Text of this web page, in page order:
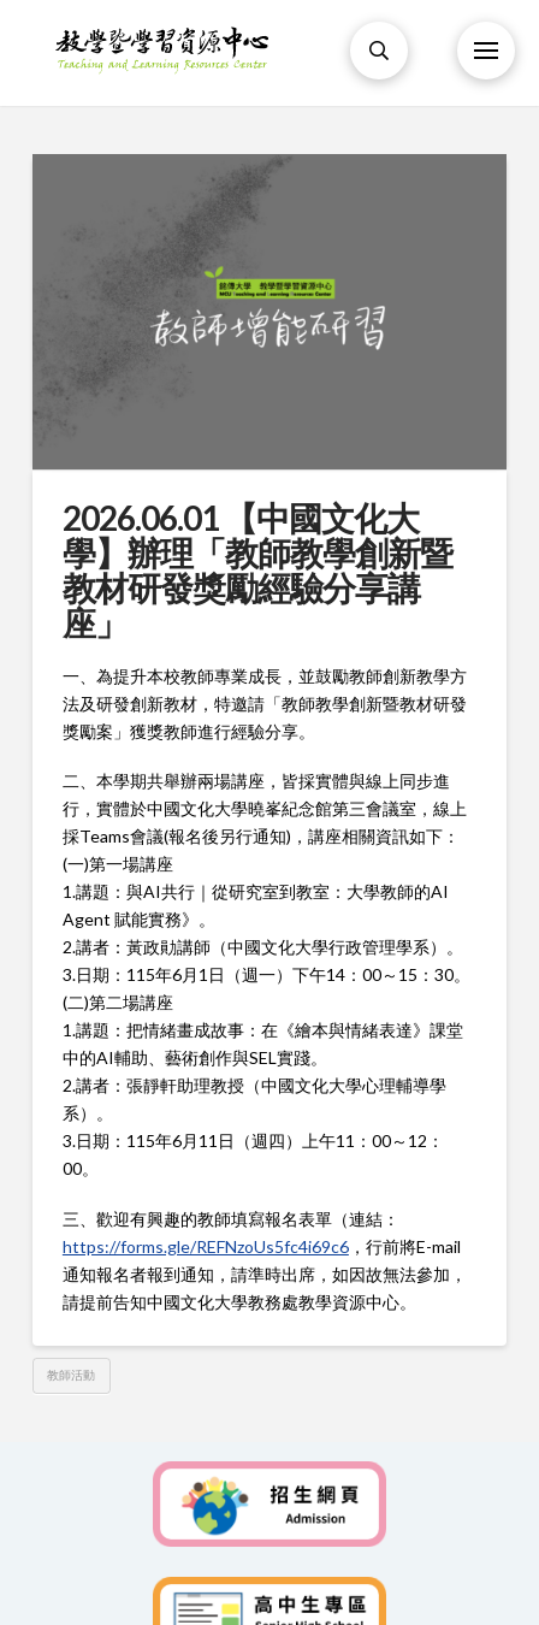
2026.06.01 【中國文化大
學】辦理「教師教學創新暨
教材研發獎勵經驗分享講
座」
一、為提升本校教師專業成長，並鼓勵教師創新教學方
法及研發創新教材，特邀請「教師教學創新暨教材研發
獎勵案」獲獎教師進行經驗分享。
二、本學期共舉辦兩場講座，皆採實體與線上同步進
行，實體於中國文化大學曉峯紀念館第三會議室，線上
採Teams會議(報名後另行通知)，講座相關資訊如下：
(一)第一場講座
1.講題：與AI共行｜從研究室到教室：大學教師的AI
Agent 賦能實務》。
2.講者：黃政勛講師（中國文化大學行政管理學系）。
3.日期：115年6月1日（週一）下午14：00～15：30。
(二)第二場講座
1.講題：把情緒畫成故事：在《繪本與情緒表達》課堂
中的AI輔助、藝術創作與SEL實踐。
2.講者：張靜軒助理教授（中國文化大學心理輔導學
系）。
3.日期：115年6月11日（週四）上午11：00～12：
00。
三、歡迎有興趣的教師填寫報名表單（連結：
https://forms.gle/REFNzoUs5fc4i69c6，行前將E-mail
通知報名者報到通知，請準時出席，如因故無法參加，
請提前告知中國文化大學教務處教學資源中心。
教師活動